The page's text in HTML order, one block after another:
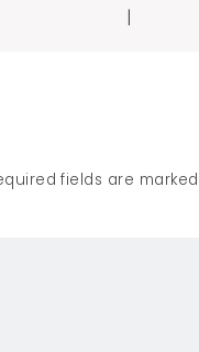
|
fields are